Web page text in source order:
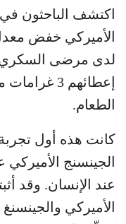
اكتشف الباحثون
لدى مرضى السكري
الطعام.
كانت هذه أول
الجينسنج
عند الإنسان. وقد